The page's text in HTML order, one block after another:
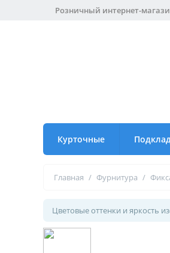
Розничный интернет-
Курточные
Главная / Фурнитура /
Цветовые оттенки и яркость